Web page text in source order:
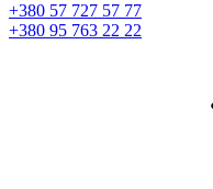
+380 57 727 57 77
+380 95 763 22 22